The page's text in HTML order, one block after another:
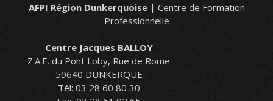
AFPI Région Dunkerquoise| Centre de Formation
Professionnelle
Centre Jacques BALLOY
Z.A.E. du Pont Loby, Rue de Rome
59640 DUNKERQUE
Tél: 03 28 60 80 30